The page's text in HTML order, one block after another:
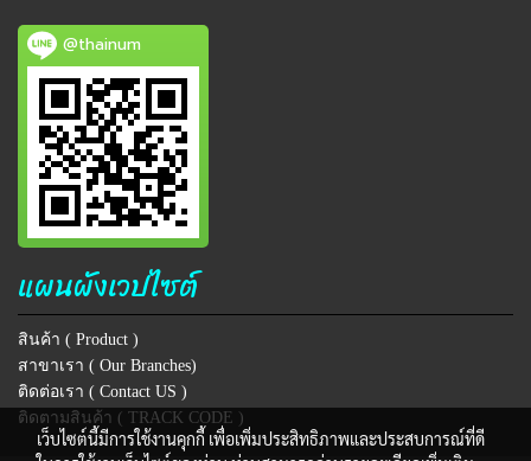
@thainum
แผนผังเวปไซต์
สินค้า ( Product )
สาขาเรา ( Our Branches)
ติดต่อเรา ( Contact US )
ติดตามสินค้า ( TRACK CODE )
เว็บไซต์นี้มีการใช้งานคุกกี้ เพื่อเพิ่มประสิทธิภาพและประสบการณ์ที่ดี